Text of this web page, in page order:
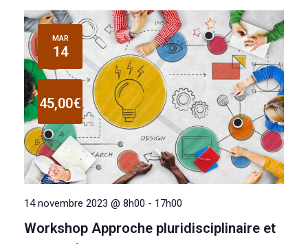
MAR
14
14 novembre 2023 @ 8h00 - 17h00
Workshop Approche pluridisciplinaire et
45,00€